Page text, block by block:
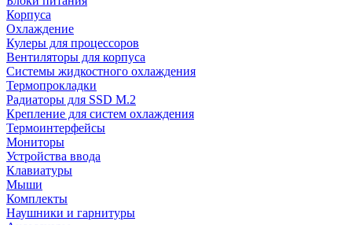
Корпуса
Охлаждение
Кулеры для процессоров
Вентиляторы для корпуса
Системы жидкостного охлаждения
Термопрокладки
Радиаторы для SSD M.2
Крепление для систем охлаждения
Термоинтерфейсы
Мониторы
Устройства ввода
Клавиатуры
Мыши
Комплекты
Наушники и гарнитуры